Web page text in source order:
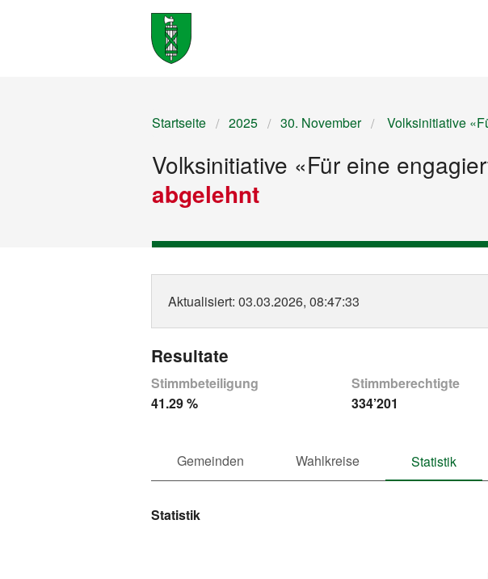
Startseite 2025 30. November Volksinitiative
Volksinitiative «Für eine
abgelehnt
Aktualisiert: 03.03.2026, 08:47:33
Resultate
Stimmbeteiligung
41.29 %
Stimmberechtigte
334’201
Gemeinden Wahlkreise Statistik
Statistik